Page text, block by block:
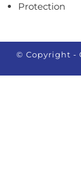
Protection
© Copyright -